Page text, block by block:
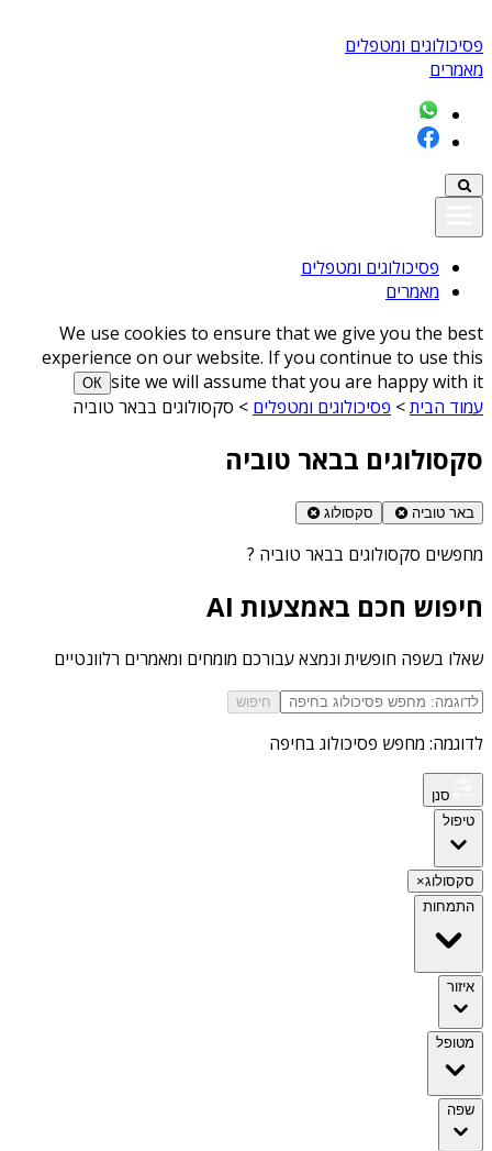
פסיכולוגים ומטפלים
מאמרים
פסיכולוגים ומטפלים
מאמרים
We use cookies to ensure that we give you the best
experience on our website. If you continue to use this
site we will assume that you are happy with it
ОК
עמוד הבית> פסיכולוגים ומטפלים > סקסולוגים בבאר טוביה
סקסולוגים בבאר טוביה
באר טוביה סקסולוג
מחפשים סקסולוגים בבאר טוביה ?
חיפוש חכם באמצעות AI
שאלו בשפה חופשית ונמצא עבורכם מומחים ומאמרים רלוונטיים
חיפוש
לדוגמה: מחפש פסיכולוג בחיפה
סנן
טיפול
סקסולוג×
התמחות
איזור
מטופל
שפה